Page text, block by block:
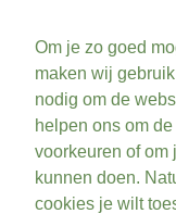
Om je zo goed
maken wij
nodig om de
helpen ons om
voorkeuren of
kunnen doen.
cookies je wilt